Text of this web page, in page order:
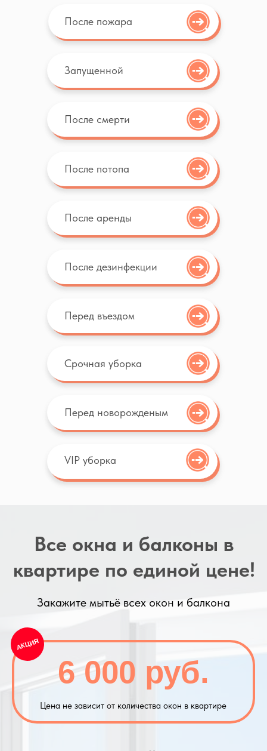
После потопа
После аренды
Запущенной
После смерти
Срочная уборка
Перед въездом
VIP уборка
Перед новорожденым
После дезинфекции
После пожара
Заявка
Оставьте заявку, позвоните или
пишите нам в мессенджеры.
Менеджер проконсультирует и
рассчитает стоимость
Уборка
WhatsApp
Приезжает бригада и выполняет
Проверка и оплата
После проверки уборки оплачиваете
удобным для Вас способом
Хотите узнать стоимость
уборки c точностью 100%?
Пришлите нам фото объекта в любой
стоимость уборки с точностью100%
изменится по приезду!
Напсать вTelegram
Написать в WhatsApp